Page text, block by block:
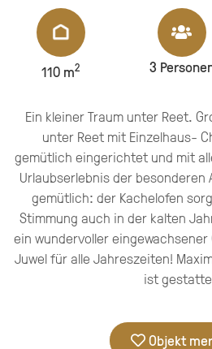
110 m2 3
Ein kleiner Traum unter Reet.
unter Reet mit Einzelhaus-
gemütlich eingerichtet und mit
Urlaubserlebnis der besonderen
gemütlich: der Kachelofen
Stimmung auch in der kalten
ein wundervoller
Juwel für alle Jahreszeiten!
ist
Objekt